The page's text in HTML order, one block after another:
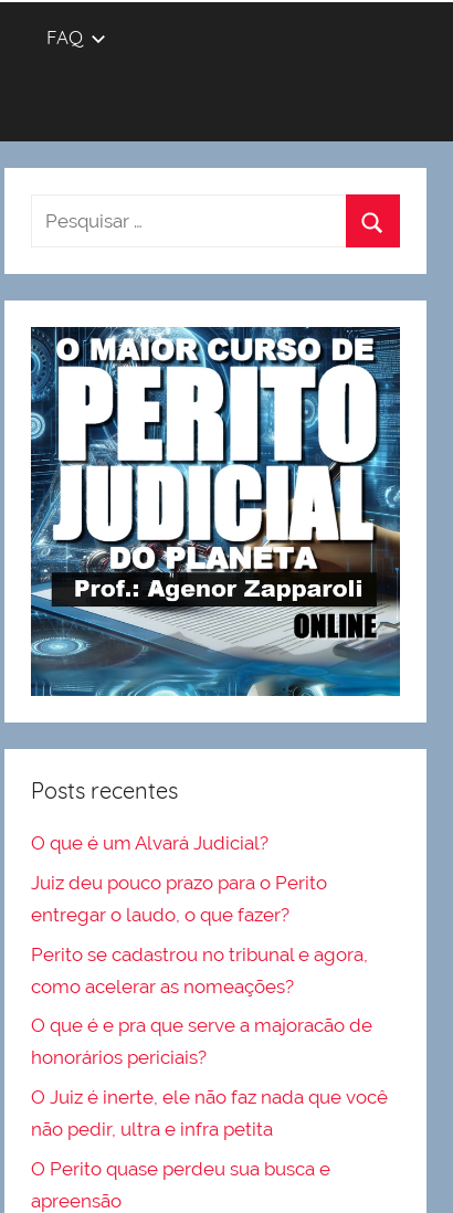
FAQ
Posts recentes
O que é um Alvará Judicial?
Juiz deu pouco prazo para o Perito
entregar o laudo, o que fazer?
Perito se cadastrou no tribunal e agora,
como acelerar as nomeações?
O que é e pra que serve a majoracão de
honorários periciais?
O Juiz é inerte, ele não faz nada que você
não pedir, ultra e infra petita
O Perito quase perdeu sua busca e
apreensão